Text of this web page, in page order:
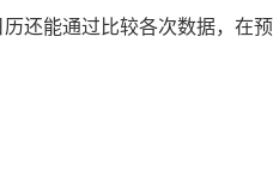
还能通过比较各次数据，在